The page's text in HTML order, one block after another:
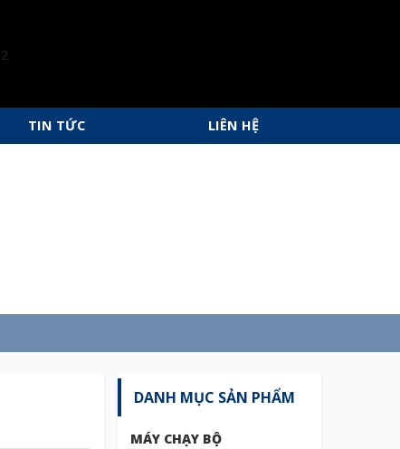
TIN TỨC LIÊN HỆ
DANH MỤC SẢN PHẨM
MÁY CHẠY BỘ